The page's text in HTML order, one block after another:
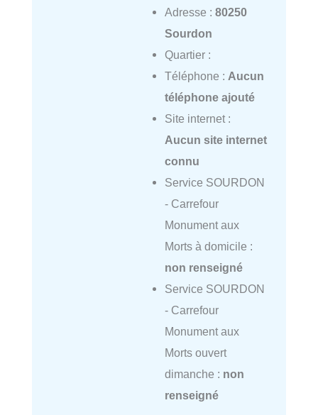
Adresse : 80250
Sourdon
Quartier :
Téléphone : Aucun
téléphone ajouté
Site internet :
Aucun site internet
connu
Service SOURDON
- Carrefour
Monument aux
Morts à domicile :
non renseigné
Service SOURDON
- Carrefour
Monument aux
Morts ouvert
dimanche : non
renseigné